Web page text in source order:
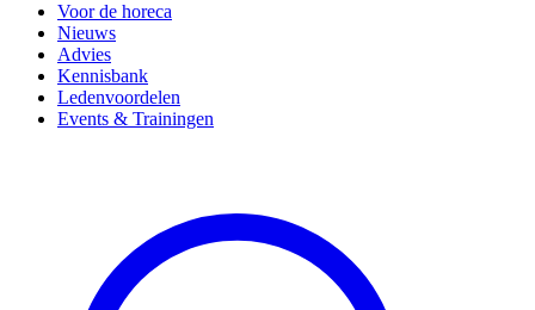
Voor de horeca
Nieuws
Advies
Kennisbank
Ledenvoordelen
Events & Trainingen